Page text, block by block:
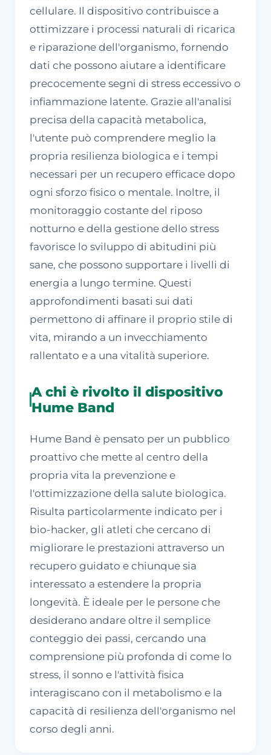
cellulare. Il dispositivo contribuisce a
ottimizzare i processi naturali di ricarica
e riparazione dell'organismo, fornendo
dati che possono aiutare a identificare
precocemente segni di stress eccessivo o
infiammazione latente. Grazie all'analisi
precisa della capacità metabolica,
l'utente può comprendere meglio la
propria resilienza biologica e i tempi
necessari per un recupero efficace dopo
ogni sforzo fisico o mentale. Inoltre, il
monitoraggio costante del riposo
notturno e della gestione dello stress
favorisce lo sviluppo di abitudini più
sane, che possono supportare i livelli di
energia a lungo termine. Questi
approfondimenti basati sui dati
permettono di affinare il proprio stile di
vita, mirando a un invecchiamento
rallentato e a una vitalità superiore.
A chi è rivolto il dispositivo
Hume Band
Hume Band è pensato per un pubblico
proattivo che mette al centro della
propria vita la prevenzione e
l'ottimizzazione della salute biologica.
Risulta particolarmente indicato per i
bio-hacker, gli atleti che cercano di
migliorare le prestazioni attraverso un
recupero guidato e chiunque sia
interessato a estendere la propria
longevità. È ideale per le persone che
desiderano andare oltre il semplice
conteggio dei passi, cercando una
comprensione più profonda di come lo
stress, il sonno e l'attività fisica
interagiscano con il metabolismo e la
capacità di resilienza dell'organismo nel
corso degli anni.